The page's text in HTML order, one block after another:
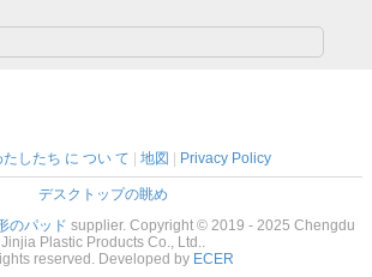
たしたち に つい て 地図 Privacy Policy
デスクトップの眺め
のパッド supplier. Copyright © 2019 - 2025 Chengdu
Jinjia Plastic Products Co., Ltd..
reserved. Developed by ECER